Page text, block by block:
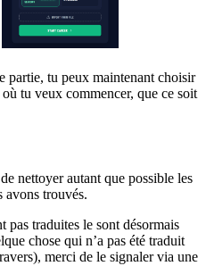
partie, tu peux maintenant choisir
tu veux commencer, que ce soit
nettoyer autant que possible les
avons trouvés.
pas traduites le sont désormais
chose qui n’a pas été traduit
merci de le signaler via une